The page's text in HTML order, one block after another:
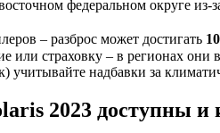
федеральном округе
– разброс может достигать
или страховку – в регионах они
надбавки за
2023 доступны